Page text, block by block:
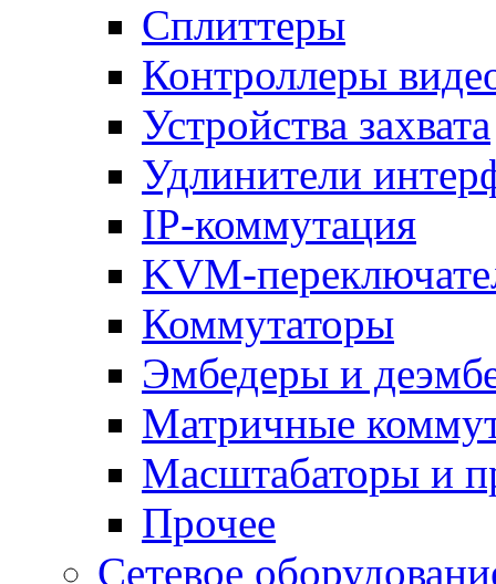
Сплиттеры
Контроллеры
Устройства захвата
Удлинители
IP-коммутация
KVM-
Коммутаторы
Эмбедеры и
Матричные
Масштабаторы и
Прочее
Сетевое